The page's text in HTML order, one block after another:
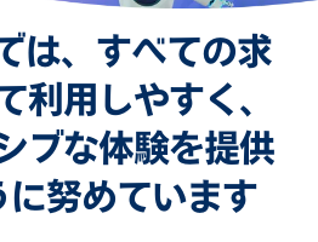
は、すべての求
利用しやすく、
ブな体験を提供
努めています